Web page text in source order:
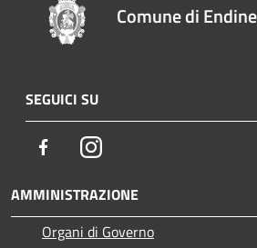
Comune di
SEGUICI SU
FacebookInstagram
AMMINISTRAZIONE
Organi di Governo